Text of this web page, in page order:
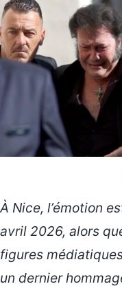
À Nice, l’émotion
avril 2026, alors
figures
un dernier